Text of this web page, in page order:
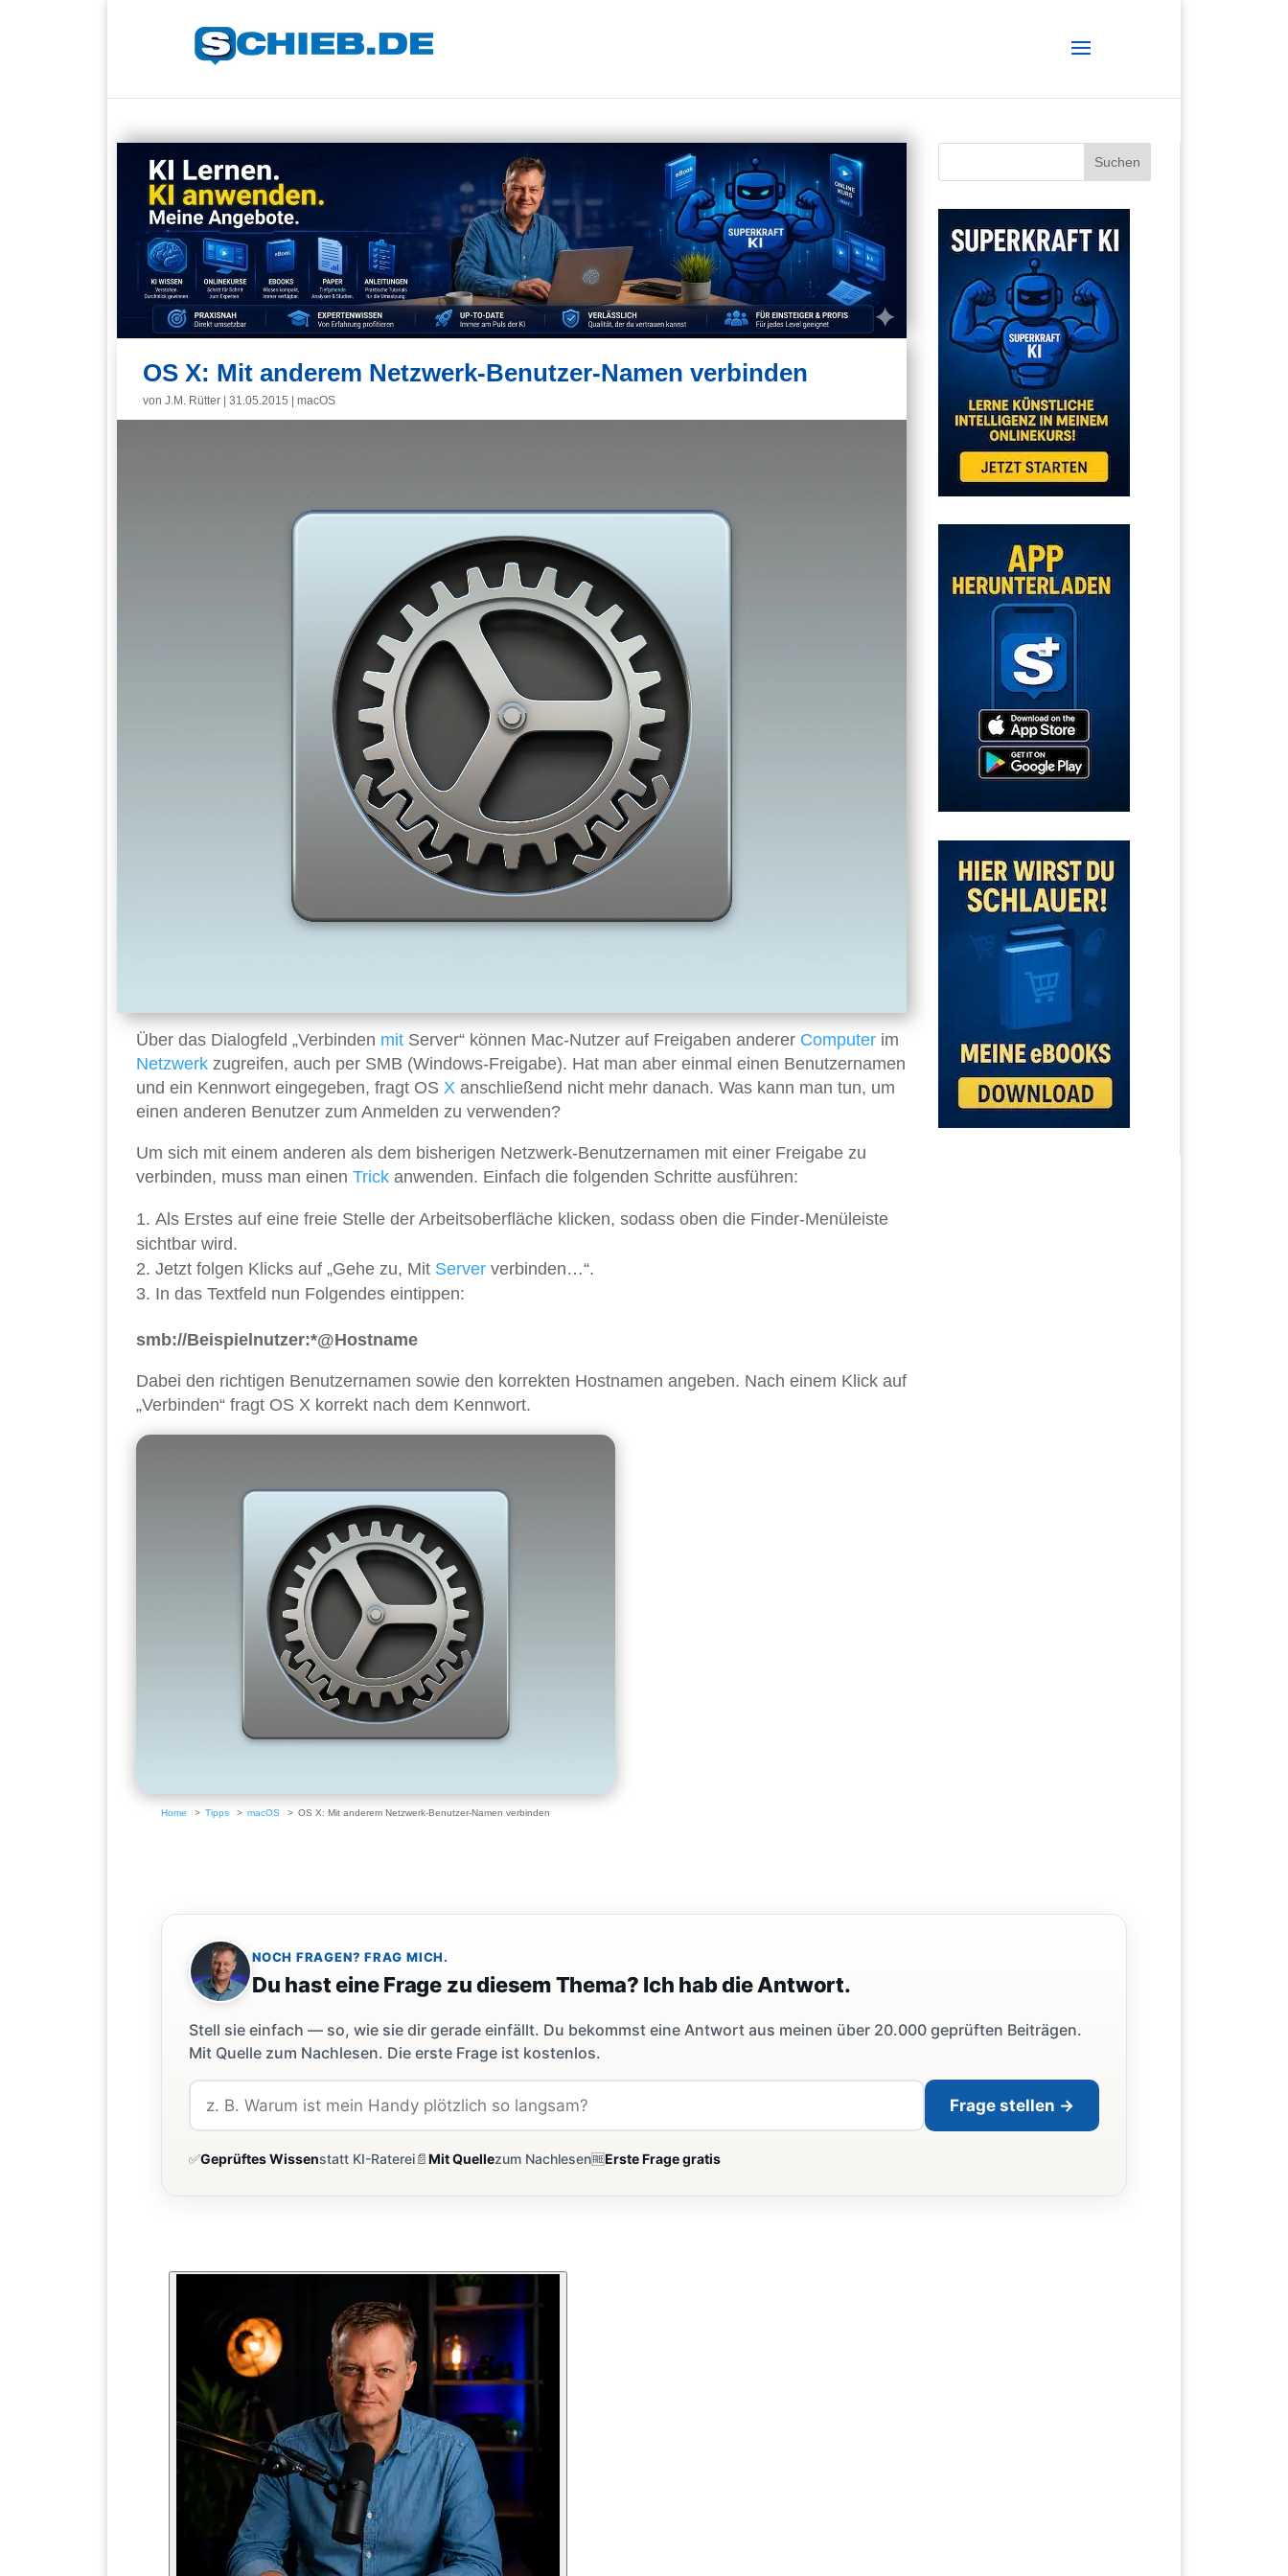
OS X: Mit anderem Netzwerk-Benutzer-Namen verbinden
von J.M. Rütter 31.05.2015 macOS
Über das Dialogfeld „Verbinden mit Server“ können Mac-Nutzer auf Freigaben anderer Computer im
Netzwerk zugreifen, auch per SMB (Windows-Freigabe). Hat man aber einmal einen Benutzernamen
und ein Kennwort eingegeben, fragt OS X anschließend nicht mehr danach. Was kann man tun, um
einen anderen Benutzer zum Anmelden zu verwenden?
Um sich mit einem anderen als dem bisherigen Netzwerk-Benutzernamen mit einer Freigabe zu
verbinden, muss man einen Trick anwenden. Einfach die folgenden Schritte ausführen:
Als Erstes auf eine freie Stelle der Arbeitsoberfläche klicken, sodass oben die Finder-Menüleiste
sichtbar wird.
Jetzt folgen Klicks auf „Gehe zu, Mit Server verbinden…“.
In das Textfeld nun Folgendes eintippen:
smb://Beispielnutzer:*@Hostname
Dabei den richtigen Benutzernamen sowie den korrekten Hostnamen angeben. Nach einem Klick auf
„Verbinden“ fragt OS X korrekt nach dem Kennwort.
Home Tipps macOS OS X: Mit anderem Netzwerk-Benutzer-Namen verbinden
NOCH FRAGEN? FRAG MICH.
Du hast eine Frage zu diesem Thema? Ich hab die Antwort.
Stell sie einfach — so, wie sie dir gerade einfällt. Du bekommst eine Antwort aus meinen über 20.000 geprüften Beiträgen.
Mit Quelle zum Nachlesen. Die erste Frage ist kostenlos.
Frage stellen →
✅Geprüftes Wissenstatt KI-Raterei📄Mit Quellezum Nachlesen🆓Erste Frage gratis